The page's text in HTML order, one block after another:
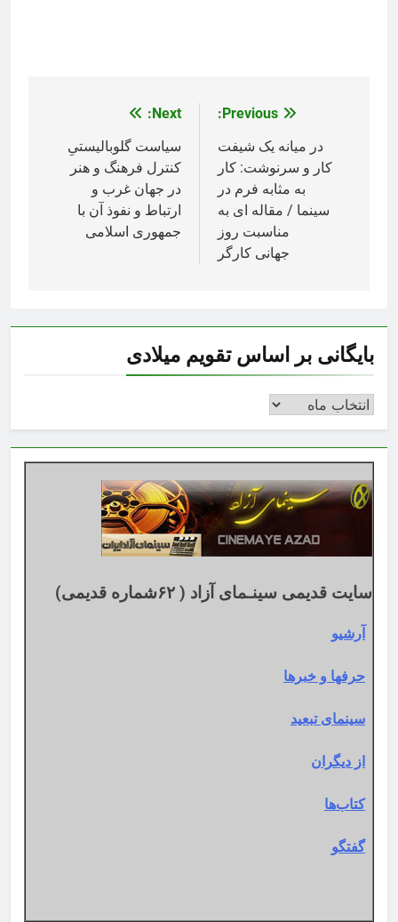
راهبری
نوشته
Previous:
در میانه يک شیفت
کار و سرنوشت: کار
به‌ مثابه فرم در
سینما / مقاله اى به
مناسبت روز
جهانى کارگر
Next:
سیاست گلوبالیستیِ
کنترل فرهنگ و هنر
در جهان غرب و
ارتباط و نفوذ آن با
جمهوری اسلامی
بایگانی بر اساس تقویم میلادی
بایگانی
اساس
تقویم
میلادی
سایت قدیمی سینـمای آزاد ( ۶۲شماره قدیمی)
آرشیو
حرفها و خبرها
سینمای تبعید
از دیگران
کتاب‌ها
گفتگو